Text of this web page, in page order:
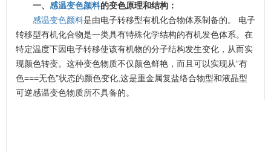
一、 感温变色颜料的变色原理和结构：
感温变色颜料是由电子转移型有机化合物体系制备的。 电子
转移型有机化合物是一类具有特殊化学结构的有机发色体系。在
特定温度下因电子转移使该有机物的分子结构发生变化，从而实
现颜色转变。这种变色物质不仅颜色鲜艳，而且可以实现从“有
色===无色”状态的颜色变化,这是重金属复盐络合物型和液晶型
可逆感温变色物质所不具备的。